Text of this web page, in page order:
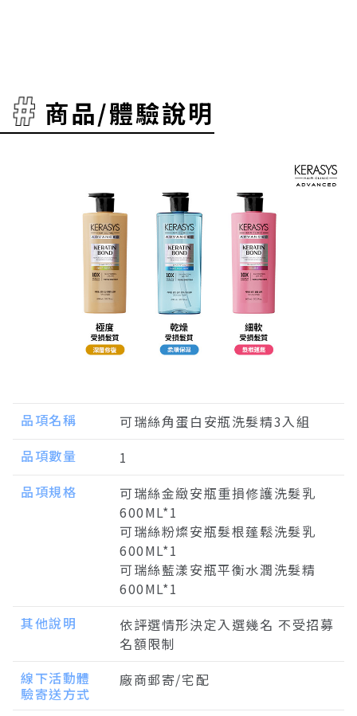
商品/體驗說明
品項名稱
可瑞絲角蛋白安瓶洗髮精3入組
品項數量
1
品項規格
可瑞絲金緻安瓶重損修護洗髮乳
600ML*1
可瑞絲粉燦安瓶髮根蓬鬆洗髮乳
600ML*1
可瑞絲藍漾安瓶平衡水潤洗髮精
600ML*1
其他說明
依評選情形決定入選幾名 不受招募
名額限制
線下活動體
驗寄送方式
廠商郵寄/宅配